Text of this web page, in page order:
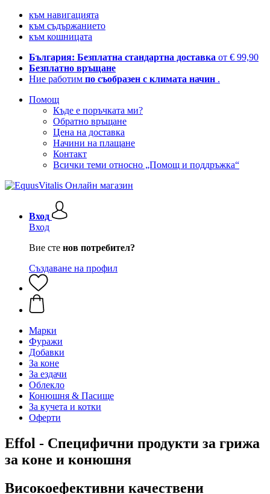
към навигацията
към съдържанието
към кошницата
България: Безплатна стандартна доставка от € 99,90
Безплатно връщане
Ние работим по съобразен с климата начин .
Помощ
Къде е поръчката ми?
Обратно връщане
Цена на доставка
Начини на плащане
Контакт
Всички теми относно „Помощ и поддръжка“
Вход
Вход
Вие сте нов потребител?
Създаване на профил
Марки
Фуражи
Добавки
За коне
За ездачи
Облекло
Конюшня & Пасище
За кучета и котки
Оферти
Effol - Специфични продукти за грижа
за коне и конюшня
Високоефективни качествени